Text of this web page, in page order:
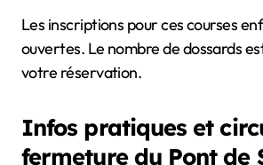
Les inscriptions pour ces courses
ouvertes. Le nombre de dossards
votre réservation.
Infos pratiques et
fermeture du Pont de